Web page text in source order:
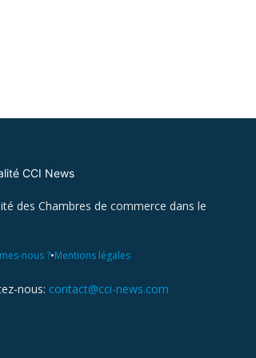
des Chambres de commerce dans le
nous ?•Mentions légales
nous: contact@cci-news.com